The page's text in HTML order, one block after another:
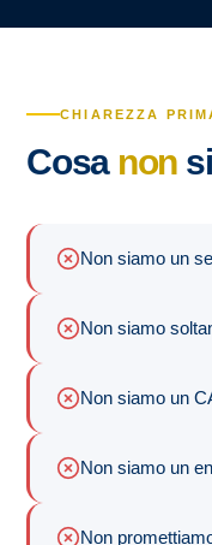
CHIAREZZA
Cosa non
Non siamo un
Non siamo
Non siamo un
Non siamo un
Non